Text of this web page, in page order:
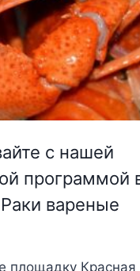
с нашей
программой
вареные
площадку Красная